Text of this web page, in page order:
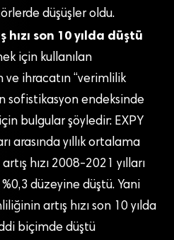
düşüşler oldu.
son 10 yılda düştü
için kullanılan
ihracatın “verimlilik
sofistikasyon endeksinde
bulgular şöyledir: EXPY
arasında yıllık ortalama
hızı 2008-2021 yılları
düzeyine düştü. Yani
artış hızı son 10 yılda
biçimde düştü